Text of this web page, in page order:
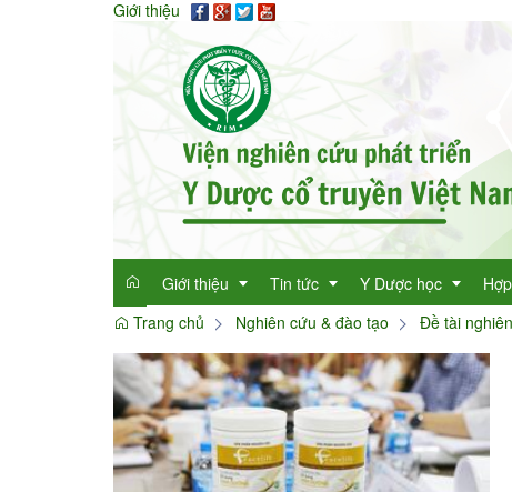
Giới thiệu
Giới thiệu
Giới thiệu
Mục đích
Chức năng nhiệm vụ
Tin tức
Tin tức tổng hợp
Tin tức trong ngành
Y Dược học
Thông tin y học
Cây thuốc quý
Danh
Làm đẹp với thảo dược
Trang chủ
Nghiên cứu & đào tạo Đề tài